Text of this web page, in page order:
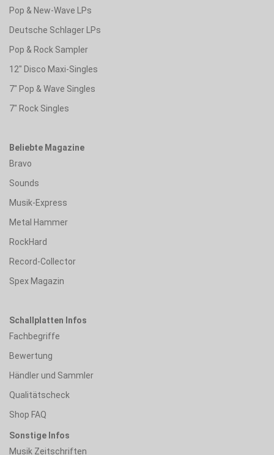
Pop & New-Wave LPs
Deutsche Schlager LPs
Pop & Rock Sampler
12" Disco Maxi-Singles
7" Pop & Wave Singles
7" Rock Singles
Beliebte Magazine
Bravo
Sounds
Musik-Express
Metal Hammer
RockHard
Record-Collector
Spex Magazin
Schallplatten Infos
Fachbegriffe
Bewertung
Händler und Sammler
Qualitätscheck
Shop FAQ
Sonstige Infos
Musik Zeitschriften